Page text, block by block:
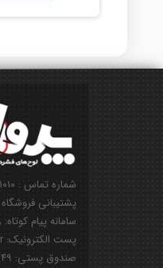
شماره تماس : ۲۲۶۹۱۰۱۰-(۰۲۱)
پشتیبانی فروشگاه
سامانه پیام کوتاه: ۳۰۰۰۸۰۰۸
پست الکترونیک: info@parvaz99.ir
صندوق پستی: ۱۹۴۹-۱۹۳۹۵